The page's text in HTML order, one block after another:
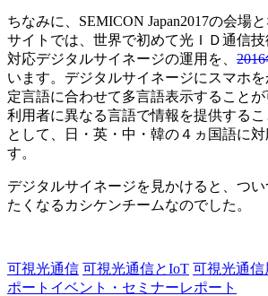
ちなみに、SEMICON Japan2017の会場
サイトでは、世界で初めて光ＩＤ通信
対応デジタルサイネージの運用を、
います。デジタルサイネージにスマホ
定言語に合わせて多言語表示すること
利用者に異なる言語で情報を提供する
として、日・英・中・韓の４ヵ国語に
す。
デジタルサイネージを見かけると、つ
たくなるカシケンチームなのでした。
可視光通信 可視光通信とIoT 可視光通信
ポート イベント・セミナーレポート